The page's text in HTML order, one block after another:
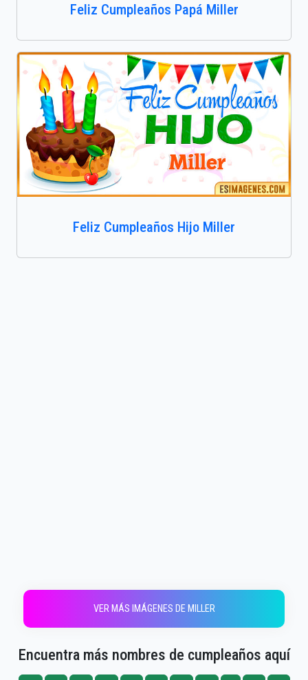
Feliz Cumpleaños Papá Miller
Feliz Cumpleaños Hijo Miller
VER MÁS IMÁGENES DE MILLER
Encuentra más nombres de cumpleaños aquí